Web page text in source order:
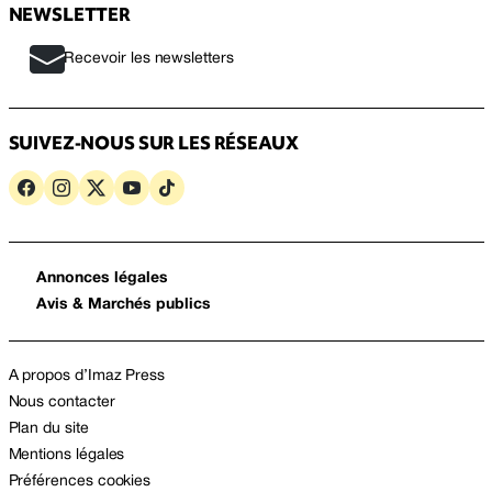
NEWSLETTER
Recevoir les newsletters
SUIVEZ-NOUS SUR LES RÉSEAUX
Annonces légales
Avis & Marchés publics
A propos d’Imaz Press
Nous contacter
Plan du site
Mentions légales
Préférences cookies